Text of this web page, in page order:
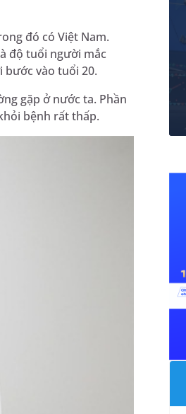
đó có Việt Nam.
độ tuổi người mắc
bước vào tuổi 20.
gặp ở nước ta. Phần
bệnh rất thấp.